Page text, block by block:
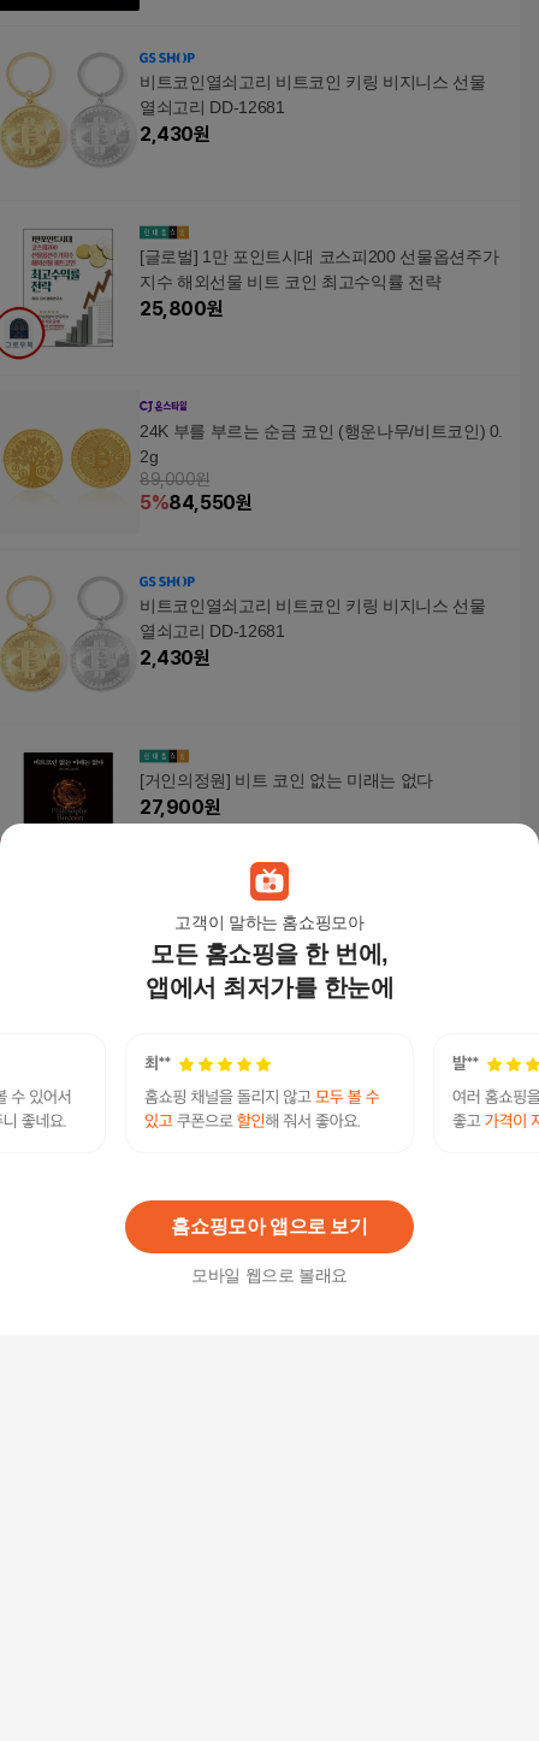
고객이 말하는 홈쇼핑모아
모든 홈쇼핑을 한 번에,
앱에서 최저가를 한눈에
홈쇼핑모아 앱으로 보기
모바일 웹으로 볼래요
비트코인열쇠고리 비트코인 키링 비지니스 선물
열쇠고리 DD-12681
2,430원
[글로벌] 1만 포인트시대 코스피200 선물옵션주가
지수 해외선물 비트 코인 최고수익률 전략
25,800원
24K 부를 부르는 순금 코인 (행운나무/비트코인) 0.
2g
89,000원
5%84,550원
비트코인열쇠고리 비트코인 키링 비지니스 선물
열쇠고리 DD-12681
2,430원
[거인의정원] 비트 코인 없는 미래는 없다
27,900원
알티피아 가상화폐 비트코인 골드 동전 주화 모형
선물 주식 알트코인 기념 기념주화 이더리움
2,000 원
나는 월급날, 비트코인을 산다! - 월5천원부터 가